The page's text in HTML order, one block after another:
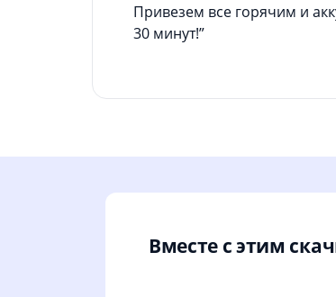
Привезем все горячим и
30 минут!”
Вместе с этим